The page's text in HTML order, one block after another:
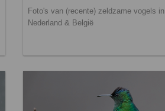
Foto's van (recente) zeldzame vogels in
Nederland & België